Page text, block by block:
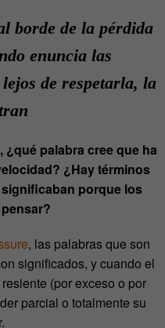
borde de la pérdida
enuncia las
de respetarla, la
palabra cree que ha
¿Hay términos
porque los
, las palabras que son
significados, y cuando el
(por exceso o por
parcial o totalmente su